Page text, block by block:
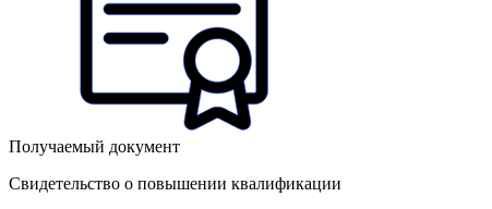
Получаемый документ
Свидетельство о повышении квалификации